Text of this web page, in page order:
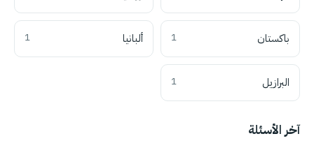
باكستان 1 ألبانيا 1
البرازيل 1
آخر الأسئلة